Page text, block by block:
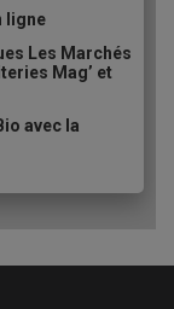
ligne
Les Marchés
Mag’ et
avec la